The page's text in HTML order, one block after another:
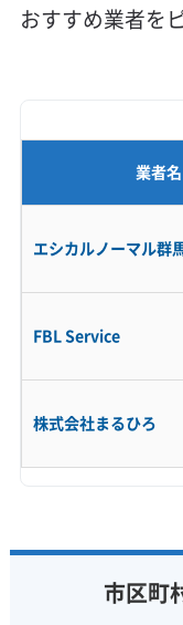
おすすめ業者を
業者名
エシカルノーマル群
FBL Service
株式会社まるひろ
市区町